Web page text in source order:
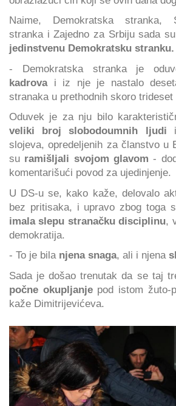
Naime, Demokratska stranka,
stranka i Zajedno za Srbiju sada
jedinstvenu Demokratsku stranku.
- Demokratska stranka je
kadrovai iz nje je nastalo
stranaka u prethodnih skoro trideset
Oduvek je za nju bilo
veliki broj slobodoumnih ljudi
slojeva, opredeljenih za članstvo u
su ramišljali svojom glavom -
komentarišući povod za ujedinjenje.
U DS-u se, kako kaže, delovalo
bez pritisaka, i upravo zbog toga
imala slepu stranačku disciplinu,
demokratija.
- To je bila njena snaga, ali i njena
Sada je došao trenutak da se taj
počne okupljanjepod istom žuto-
kaže Dimitrijevićeva.